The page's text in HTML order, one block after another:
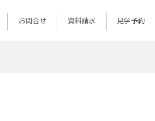
お問合せ 資料請求 見学予約